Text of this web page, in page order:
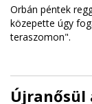
Orbán péntek
közepette úgy
teraszomon".
Újranősül